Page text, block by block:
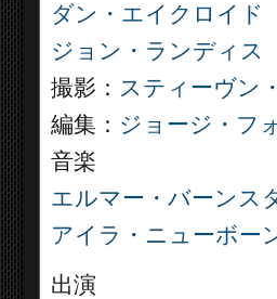
ダン・エイクロイド
ジョン・ランディス
撮影： スティーヴン
編集： ジョージ・フ
音楽
エルマー・バーンス
アイラ・ニューボー
出演